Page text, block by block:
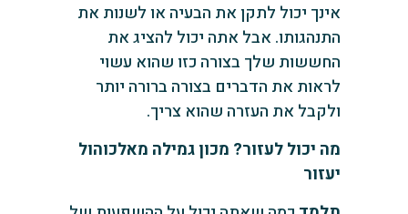
אינך יכול לתקן את הבעיה או לשנות את
התנהגותו. אבל אתה יכול להציג את
החששות שלך בצורה כזו שהוא עשוי
לראות את הדברים בצורה ברורה יותר
ולקבל את העזרה שהוא צריך.
מה יכול לעזור? מכון גמילה מאלכוהול
יעזור